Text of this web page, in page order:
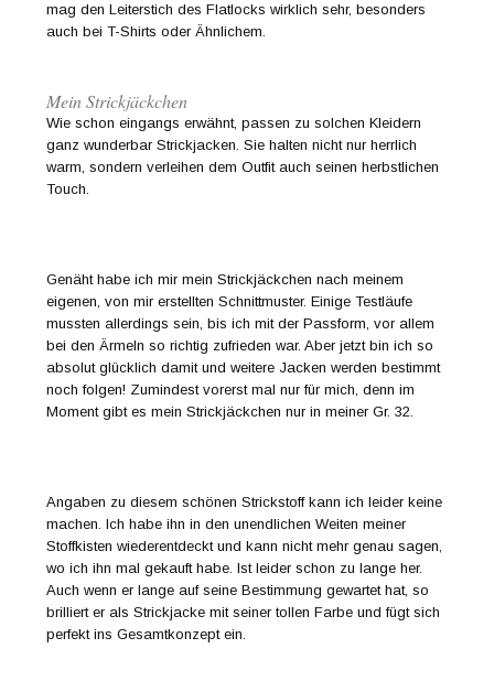
mag den Leiterstich des Flatlocks wirklich sehr, besonders
auch bei T-Shirts oder Ähnlichem.
Mein Strickjäckchen
Wie schon eingangs erwähnt, passen zu solchen Kleidern
ganz wunderbar Strickjacken. Sie halten nicht nur herrlich
warm, sondern verleihen dem Outfit auch seinen herbstlichen
Touch.
Genäht habe ich mir mein Strickjäckchen nach meinem
eigenen, von mir erstellten Schnittmuster. Einige Testläufe
mussten allerdings sein, bis ich mit der Passform, vor allem
bei den Ärmeln so richtig zufrieden war. Aber jetzt bin ich so
absolut glücklich damit und weitere Jacken werden bestimmt
noch folgen! Zumindest vorerst mal nur für mich, denn im
Moment gibt es mein Strickjäckchen nur in meiner Gr. 32.
Angaben zu diesem schönen Strickstoff kann ich leider keine
machen. Ich habe ihn in den unendlichen Weiten meiner
Stoffkisten wiederentdeckt und kann nicht mehr genau sagen,
wo ich ihn mal gekauft habe. Ist leider schon zu lange her.
Auch wenn er lange auf seine Bestimmung gewartet hat, so
brilliert er als Strickjacke mit seiner tollen Farbe und fügt sich
perfekt ins Gesamtkonzept ein.